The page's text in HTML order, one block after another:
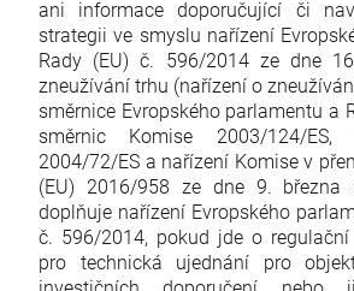
ani informace doporučující či
strategii ve smyslu nařízení
Rady (EU) č. 596/2014 ze dne
zneužívání trhu (nařízení o
směrnice Evropského parlamentu a
směrnic Komise 2003/124/ES,
2004/72/ES a nařízení Komise v
(EU) 2016/958 ze dne 9. března
doplňuje nařízení Evropského
č. 596/2014, pokud jde o
pro technická ujednání pro